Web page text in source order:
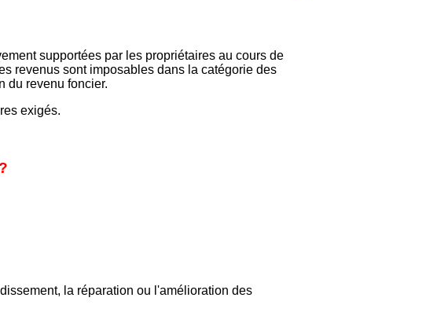
supportées par les propriétaires au cours de
revenus sont imposables dans la catégorie des
du revenu foncier.
exigés.
la réparation ou l'amélioration des